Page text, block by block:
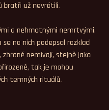
bratři už nevrátili.
a nehmotnými nemrtvými.
na nich podepsal rozklad
nemívají, stejně jako
tak je mohou
temných rituálů.